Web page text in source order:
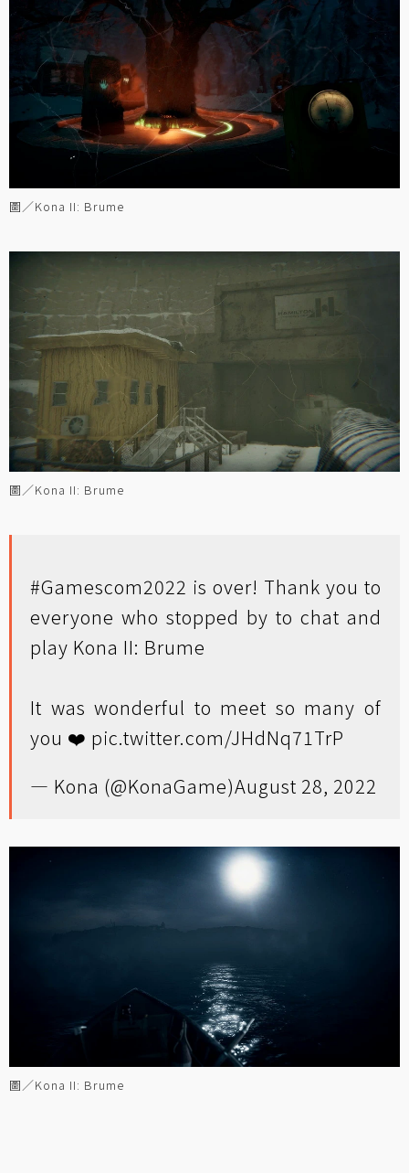
圖／Kona II: Brume
圖／Kona II: Brume
#Gamescom2022 is over! Thank you to
everyone who stopped by to chat and
play Kona II: Brume
It was wonderful to meet so many of
you ❤️ pic.twitter.com/JHdNq71TrP
— Kona (@KonaGame)August 28, 2022
圖／Kona II: Brume